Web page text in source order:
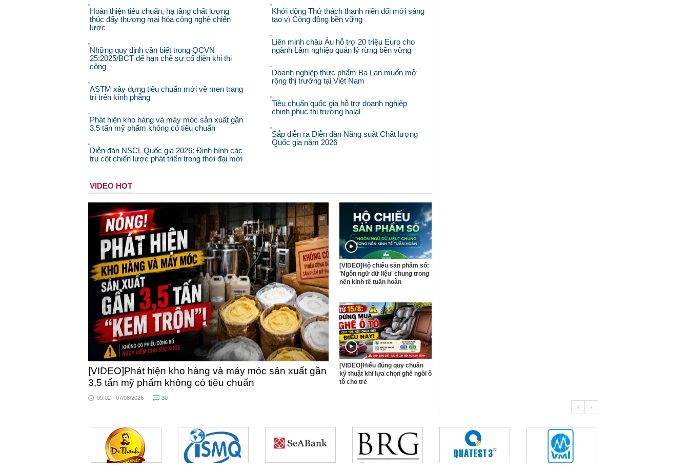
Hoàn thiện tiêu chuẩn, hạ tầng chất lượng
thúc đẩy thương mại hóa công nghệ chiến
lược
Những quy định cần biết trong QCVN
25:2025/BCT để hạn chế sự cố điện khi thi
công
ASTM xây dựng tiêu chuẩn mới về men trang
trí trên kính phẳng
Phát hiện kho hàng và máy móc sản xuất gần
3,5 tấn mỹ phẩm không có tiêu chuẩn
Diễn đàn NSCL Quốc gia 2026: Định hình các
trụ cột chiến lược phát triển trong thời đại mới
Khởi động Thử thách thanh niên đổi mới sáng
tạo vì Cộng đồng bền vững
Liên minh châu Âu hỗ trợ 20 triệu Euro cho
ngành Lâm nghiệp quản lý rừng bền vững
Doanh nghiệp thực phẩm Ba Lan muốn mở
rộng thị trường tại Việt Nam
Tiêu chuẩn quốc gia hỗ trợ doanh nghiệp
chinh phục thị trường halal
Sắp diễn ra Diễn đàn Năng suất Chất lượng
Quốc gia năm 2026
VIDEO HOT
[VIDEO]Phát hiện kho hàng và máy móc sản xuất gần
3,5 tấn mỹ phẩm không có tiêu chuẩn
09:02 - 07/08/2026 30
[VIDEO]Hộ chiếu sản phẩm số:
'Ngôn ngữ dữ liệu' chung trong
nền kinh tế tuần hoàn
[VIDEO]Hiểu đúng quy chuẩn
kỹ thuật khi lựa chọn ghế ngồi ô
tô cho trẻ